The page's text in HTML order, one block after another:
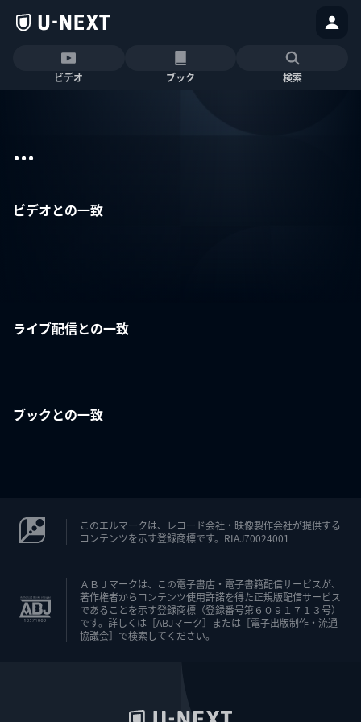
ビデオ ブック 検索
...
ビデオとの一致
ライブ配信との一致
ブックとの一致
このエルマークは、レコード会社・映像製作会社が提供する
コンテンツを示す登録商標です。RIAJ70024001
ＡＢＪマークは、この電子書店・電子書籍配信サービスが、
著作権者からコンテンツ使用許諾を得た正規版配信サービス
であることを示す登録商標（登録番号第６０９１７１３号）
です。詳しくは［ABJマーク］または［電子出版制作・流通
協議会］で検索してください。